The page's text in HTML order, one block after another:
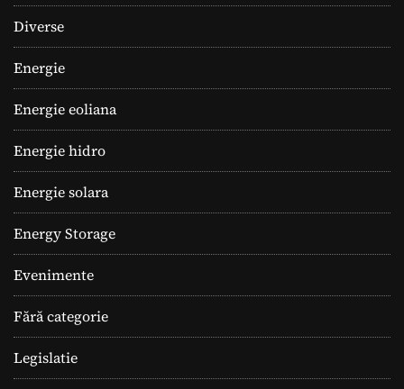
Diverse
Energie
Energie eoliana
Energie hidro
Energie solara
Energy Storage
Evenimente
Fără categorie
Legislatie